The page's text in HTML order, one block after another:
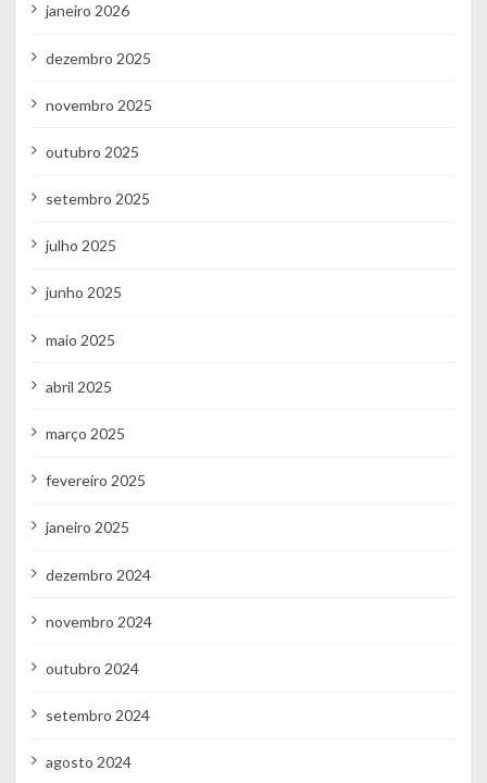
janeiro 2026
dezembro 2025
novembro 2025
outubro 2025
setembro 2025
julho 2025
junho 2025
maio 2025
abril 2025
março 2025
fevereiro 2025
janeiro 2025
dezembro 2024
novembro 2024
outubro 2024
setembro 2024
agosto 2024